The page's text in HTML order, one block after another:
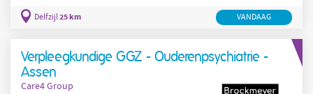
cliënten op de somatische afdeling bij hun dagelijkse activiteiten
ervoor dat bewoners iedere dag de zorg en aandacht krijgen
Delfzijl25 km VANDAAG
Verpleegkundige GGZ - Ouderenpsychiatrie -
Assen
Care4 Group